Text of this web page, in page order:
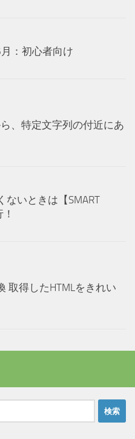
：初心者向け
ら、特定文字列の付近にあ
いときは【SMART
取得したHTMLをきれい